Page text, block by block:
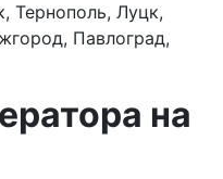
Тернополь, Луцк,
Павлоград,
на